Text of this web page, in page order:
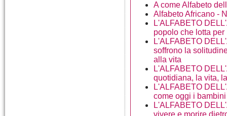
A come Alfabeto
Alfabeto Africano -
L'ALFABETO
popolo che lotta
L'ALFABETO
soffrono la
alla vita
L'ALFABETO
quotidiana, la vita,
L'ALFABETO
come oggi i
L'ALFABETO
vivere e morire